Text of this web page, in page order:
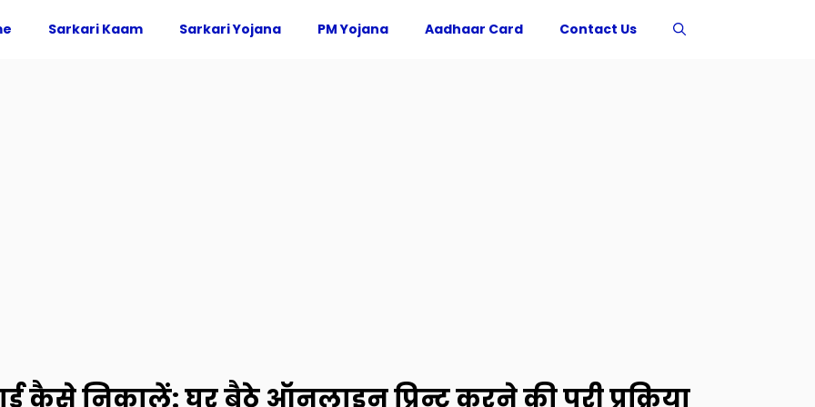
Sarkari Kaam Sarkari Yojana PM Yojana Aadhaar Card Contact Us
कैसे निकालें: घर बैठे ऑनलाइन प्रिन्ट करने की पूरी प्रक्रिया